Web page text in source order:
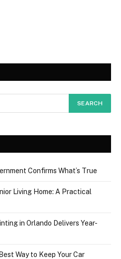
Confirms What’s True
Living Home: A Practical
in Orlando Delivers Year-
Way to Keep Your Car